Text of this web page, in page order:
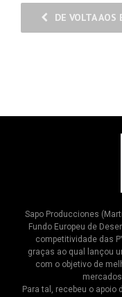
DE VOLTA AOS
Sapo Producciones
Fundo Europeu de
competitividade das
graças ao qual lançou
com o objetivo de
Para tal, recebeu o apoio